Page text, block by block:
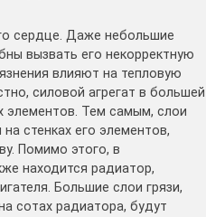
сердце. Даже небольшие
вызвать его некорректную
влияют на тепловую
силовой агрегат в большей
элементов. Тем самым, слои
стенках его элементов,
Помимо этого, в
находится радиатор,
Большие слои грязи,
сотах радиатора, будут